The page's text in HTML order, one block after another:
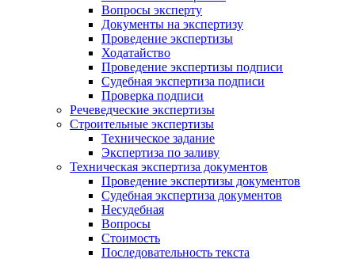
Вопросы эксперту
Документы на экспертизу
Проведение экспертизы
Ходатайство
Проведение экспертизы подписи
Судебная экспертиза подписи
Проверка подписи
Речеведческие экспертизы
Строительные экспертизы
Техническое задание
Экспертиза по заливу
Техническая экспертиза документов
Проведение экспертизы документов
Судебная экспертиза документов
Несудебная
Вопросы
Стоимость
Последовательность текста